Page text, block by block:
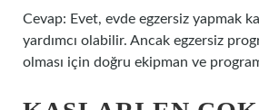
Cevap: Evet, evde egzersiz yapmak
yardımcı olabilir. Ancak egzersiz
olması için doğru ekipman ve